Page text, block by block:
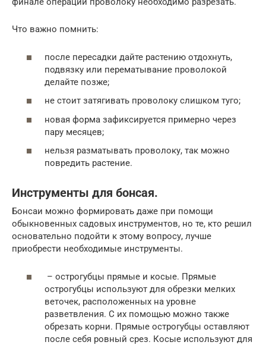
Что важно помнить:
после пересадки дайте растению отдохнуть,
подвязку или перематывание проволокой
делайте позже;
не стоит затягивать проволоку слишком туго;
новая форма зафиксируется примерно через
пару месяцев;
нельзя разматывать проволоку, так можно
повредить растение.
Инструменты для бонсая.
Бонсаи можно формировать даже при помощи
обыкновенных садовых инструментов, но те, кто решил
основательно подойти к этому вопросу, лучше
приобрести необходимые инструменты.
– острогубцы прямые и косые. Прямые
острогубцы используют для обрезки мелких
веточек, расположенных на уровне
разветвления. С их помощью можно также
обрезать корни. Прямые острогубцы оставляют
после себя ровный срез. Косые используют для